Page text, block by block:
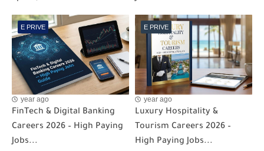
E PRIVE
year ago
FinTech & Digital Banking
Careers 2026 – High Paying
Jobs...
E PRIVE
year ago
Luxury Hospitality &
Tourism Careers 2026 –
High Paying Jobs...